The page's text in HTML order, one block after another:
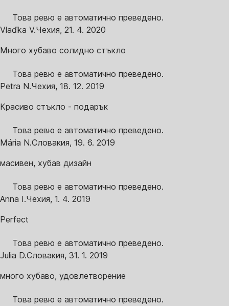
Това ревю е автоматично преведено.
Vlaďka V.Чехия, 21. 4. 2020
Много хубаво солидно стъкло
Това ревю е автоматично преведено.
Petra N.Чехия, 18. 12. 2019
Красиво стъкло - подарък
Това ревю е автоматично преведено.
Mária N.Словакия, 19. 6. 2019
масивен, хубав дизайн
Това ревю е автоматично преведено.
Anna I.Чехия, 1. 4. 2019
Perfect
Това ревю е автоматично преведено.
Julia D.Словакия, 31. 1. 2019
много хубаво, удовлетворение
Това ревю е автоматично преведено.